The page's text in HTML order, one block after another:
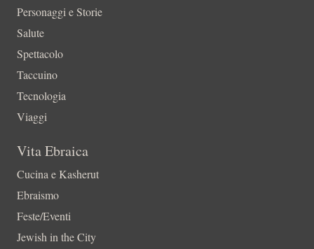
Personaggi e Storie
Salute
Spettacolo
Taccuino
Tecnologia
Viaggi
Vita Ebraica
Cucina e Kasherut
Ebraismo
Feste/Eventi
Jewish in the City